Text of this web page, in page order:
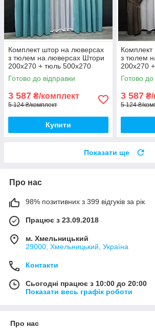
Комплект штор на люверсах
з тюлем на люверсах Штори
200х270 + тюль 500х270
Штори з підхопленнями Колір
Бірюзовий
Готово до відправки
3 587 ₴/комплект
5 124 ₴/комплект
Купити
з тюлем
200х270
Штори з
Кавовий
Готово до
3 587 ₴/
5 124 ₴/
Показати ще
Про нас
98% позитивних з 399 відгуків за рік
Працює з 23.09.2018
м. Хмельницький
29000, Хмельницький, Україна
Контакти
Сьогодні працює з 10:00 до 20:00
Показати весь графік роботи
Про нас